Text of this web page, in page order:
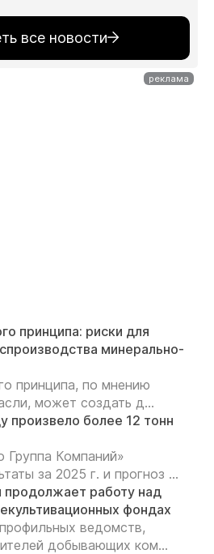
все новости
принципа: риски для
минерально-
принципа, по мнению
может создать д...
более 12 тонн
Компаний»
за 2025 г. и прогноз ...
продолжает работу над
фондах
ведомств,
добывающих ком...